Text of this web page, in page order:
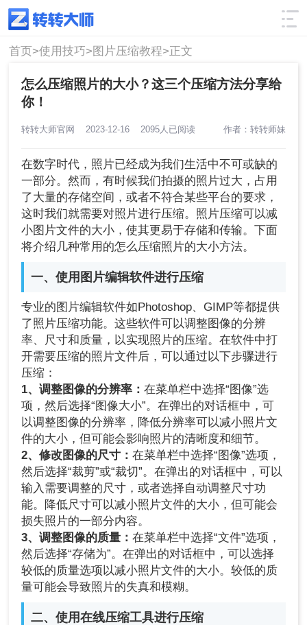
使用技巧 筛选
首页>使用技巧>图片压缩教程>正文
怎么压缩照片的大小？这三个压缩方法分享给
你！
转转大师官网 2023-12-16 2095人已阅读 作者：转转师妹
在数字时代，照片已经成为我们生活中不可或缺的
一部分。然而，有时候我们拍摄的照片过大，占用
了大量的存储空间，或者不符合某些平台的要求，
这时我们就需要对照片进行压缩。照片压缩可以减
小图片文件的大小，使其更易于存储和传输。下面
将介绍几种常用的怎么压缩照片的大小方法。
一、使用图片编辑软件进行压缩
专业的图片编辑软件如Photoshop、GIMP等都提供
了照片压缩功能。这些软件可以调整图像的分辨
率、尺寸和质量，以实现照片的压缩。在软件中打
开需要压缩的照片文件后，可以通过以下步骤进行
压缩：
1、调整图像的分辨率：在菜单栏中选择“图像”选
项，然后选择“图像大小”。在弹出的对话框中，可
以调整图像的分辨率，降低分辨率可以减小照片文
件的大小，但可能会影响照片的清晰度和细节。
2、修改图像的尺寸：在菜单栏中选择“图像”选项，
然后选择“裁剪”或“裁切”。在弹出的对话框中，可以
输入需要调整的尺寸，或者选择自动调整尺寸功
能。降低尺寸可以减小照片文件的大小，但可能会
损失照片的一部分内容。
3、调整图像的质量：在菜单栏中选择“文件”选项，
然后选择“存储为”。在弹出的对话框中，可以选择
较低的质量选项以减小照片文件的大小。较低的质
量可能会导致照片的失真和模糊。
二、使用在线压缩工具进行压缩